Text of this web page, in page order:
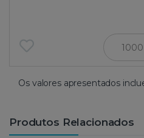
Os valores apresentados
Produtos Relacionados